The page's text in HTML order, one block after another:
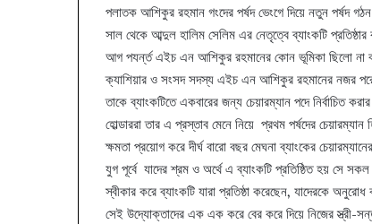
পলাতক আশিকুর রহমান গংদের পর্ষদ ভেংগে দিয়ে নতুন পর্ষদ
সাল থেকে আব্দুল হালিম সেলিম এর নেতৃত্বে ব্যাংকটি
আগ পযর্ন্ত এইচ এন আশিকুর রহমানের কোন ভূমিকা ছিলো না
ক্যাশিয়ার ও সংসদ সদস্য এইচ এন আশিকুর রহমানের নজর
তাকে ব্যাংকটিতে একবারের জন্য চেয়ারম্যান পদে নির্বাচিত
হোল্ডাররা তার এ প্রস্তাব মেনে নিয়ে প্রথম পর্ষদের চেয়ারম্যান
ক্ষমতা প্রয়োগ করে দীর্ঘ বারো বছর মেঘনা ব্যাংকের
যুগ পূর্বে যাদের শ্রম ও অর্থে এ ব্যাংকটি প্রতিষ্ঠিত হয় সে
স্বীকার করে ব্যাংকটি যারা প্রতিষ্ঠা করেছেন, যাদেরকে
সেই উদ্যোক্তাদের এক এক করে বের করে দিয়ে নিজের স্ত্রী-